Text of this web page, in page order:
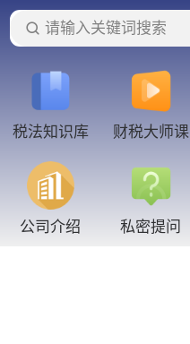
请输入关键词搜索
税法知识库 财税大师课
公司介绍 私密提问